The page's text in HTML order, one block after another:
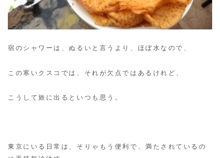
宿のシャワーは、ぬるいと言うより、ほぼ水なので、
この寒いクスコでは、それが欠点ではあるけれど、
こうして旅に出るといつも思う。
東京にいる日常は、そりゃもう便利で、満たされているの